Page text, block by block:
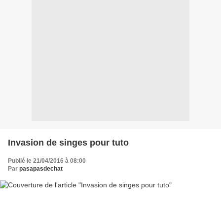
Invasion de singes pour tuto
Publié le 21/04/2016 à 08:00
Par pasapasdechat